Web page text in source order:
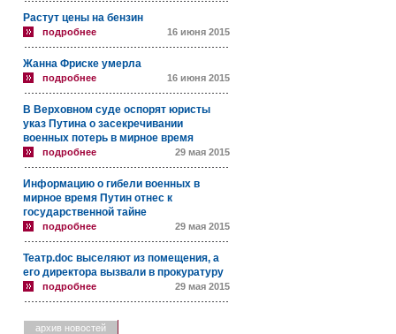
Растут цены на бензин
подробнее 16 июня 2015
Жанна Фриске умерла
подробнее 16 июня 2015
В Верховном суде оспорят юристы
указ Путина о засекречивании
военных потерь в мирное время
подробнее 29 мая 2015
Информацию о гибели военных в
мирное время Путин отнес к
государственной тайне
подробнее 29 мая 2015
Театр.doc выселяют из помещения, а
его директора вызвали в прокуратуру
подробнее 29 мая 2015
архив новостей